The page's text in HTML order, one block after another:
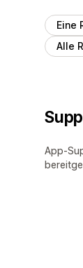
Eine
Alle
App-